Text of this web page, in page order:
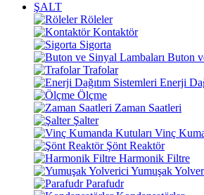
ŞALT
Röleler
Kontaktör
Sigorta
Buton
Trafolar
Enerji
Ölçme
Zaman Saatleri
Şalter
Vinç
Şönt Reaktör
Harmonik Filtre
Yumuşak
Parafudr